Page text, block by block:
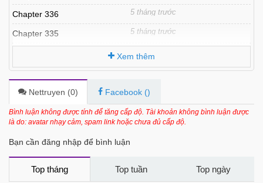
Chapter 336 5 tháng trước
Chapter 335 5 tháng trước
Chapter 333 5 tháng trước
Chapter 332 5 tháng trước
Chapter 331 5 tháng trước
5 tháng trước
Chapter 329
Chapter 328 5 tháng trước
Xem thêm
Nettruyen (0) Facebook ()
Bình luận không được tính để tăng cấp độ. Tài khoản không bình luận được
là do: avatar nhạy cảm, spam link hoặc chưa đủ cấp độ.
Bạn cần đăng nhập để bình luận
Top tháng Top tuần Top ngày